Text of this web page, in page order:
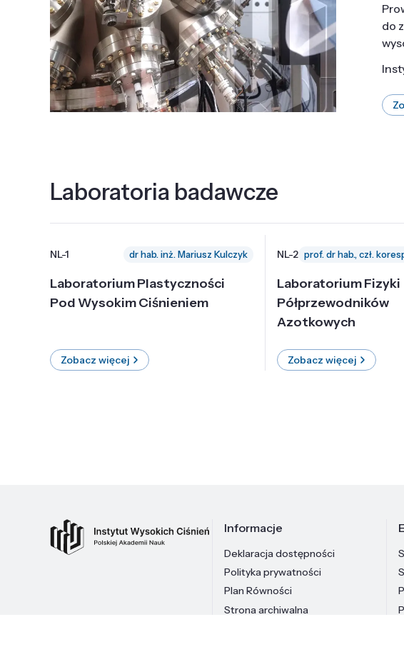
do
Laboratoria badawcze
NL-1 dr hab. inż. Mariusz Kulczyk
Laboratorium Plastyczności
Pod Wysokim Ciśnieniem
Zobacz więcej
NL-2
Laboratorium Fizyki
Półprzewodników
Azotkowych
Zobacz więcej
Informacje
Deklaracja dostępności
Polityka prywatności
Plan Równości
Strona archiwalna